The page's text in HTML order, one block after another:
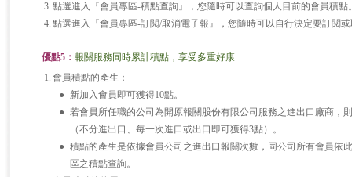
3. 點選進入『會員專區-積點查詢』，您隨時可以查詢個人目前的會員積點
4. 點選進入『會員專區-訂閱/取消電子報』，您隨時可以自行決定要訂閱
優點5：報關服務同時累計積點，享受多重好康
1. 會員積點的產生：
● 新加入會員即可獲得10點。
● 若會員所任職的公司為開原報關股份有限公司服務之進出口廠商，
（不分進出口、每一次進口或出口即可獲得3點）。
● 積點的產生是依據會員公司之進出口報關次數，同公司所有會員依
區之積點查詢。